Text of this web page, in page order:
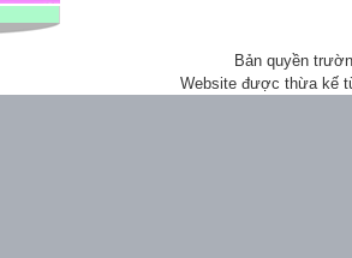
Bản quyền
Website được thừa kế